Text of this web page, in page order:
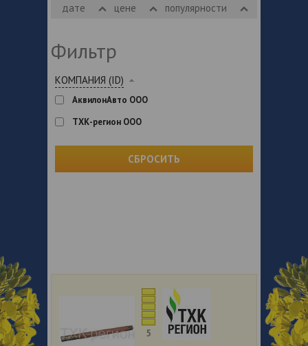
дате цене популярности
Фильтр
КОМПАНИЯ (ID)
АквилонАвто ООО
ТХК-регион ООО
СБРОСИТЬ
5